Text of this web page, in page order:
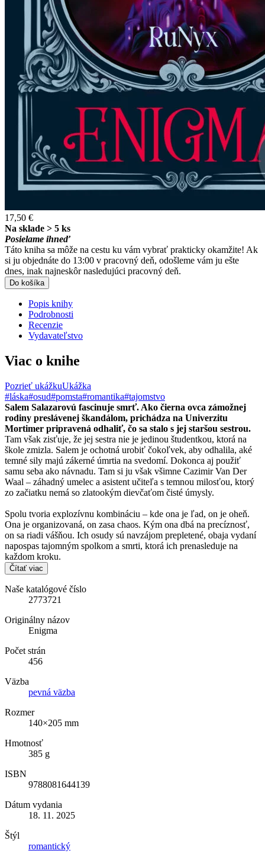
17,50 €
Na sklade > 5 ks
Posielame ihneď
Táto kniha sa môže na cestu ku vám vybrať prakticky okamžite! Ak
si ju objednáte do 13:00 v pracovný deň, odošleme vám ju ešte
dnes, inak najneskôr nasledujúci pracovný deň.
Do košíka
Popis knihy
Podrobnosti
Recenzie
Vydavateľstvo
Viac o knihe
Pozrieť ukážkuUkážka
#láska#osud#pomsta#romantika#tajomstvo
Salem Salazarovú fascinuje smrť. Ako čierna ovca zámožnej
rodiny preslávenej škandálom, prichádza na Univerzitu
Mortimer pripravená odhaliť, čo sa stalo s jej staršou sestrou.
Tam však zisťuje, že jej sestra nie je jedinou študentkou, ktorá na
škole zmizla. Salem je ochotná urobiť čokoľvek, aby odhalila, aké
temné sily majú zákerné úmrtia na svedomí. Dokonca aj použiť
samu seba ako návnadu. Tam si ju však všimne Cazimir Van Der
Waal – záhadný umelec a asistent učiteľa s temnou milosťou, ktorý
zo začiatku nemá so zlatookým dievčaťom čisté úmysly.
Spolu tvoria explozívnu kombináciu – kde ona je ľad, on je oheň.
Ona je organizovaná, on zasa chaos. Kým ona dbá na precíznosť,
on sa riadi vášňou. Ich osudy sú navzájom prepletené, obaja vydaní
napospas tajomným spolkom a smrti, ktorá ich prenasleduje na
každom kroku.
Čítať viac
Naše katalógové číslo
2773721
Originálny názov
Enigma
Počet strán
456
Väzba
pevná väzba
Rozmer
140×205 mm
Hmotnosť
385 g
ISBN
9788081644139
Dátum vydania
18. 11. 2025
Štýl
romantický